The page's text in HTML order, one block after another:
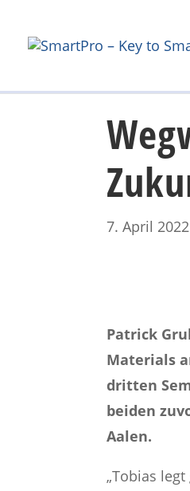
7. April 2022
Patrick
Materials
dritten
beiden
Aalen.
„Tobias